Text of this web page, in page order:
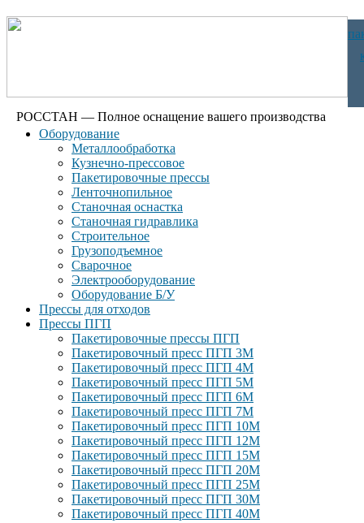
РОССТАН — Полное оснащение вашего производства
Оборудование
Металлообработка
Кузнечно-прессовое
Пакетировочные прессы
Ленточнопильное
Станочная оснастка
Станочная гидравлика
Строительное
Грузоподъемное
Сварочное
Электрооборудование
Оборудование Б/У
Прессы для отходов
Прессы ПГП
Пакетировочные прессы ПГП
Пакетировочный пресс ПГП 3М
Пакетировочный пресс ПГП 4М
Пакетировочный пресс ПГП 5М
Пакетировочный пресс ПГП 6М
Пакетировочный пресс ПГП 7М
Пакетировочный пресс ПГП 10М
Пакетировочный пресс ПГП 12М
Пакетировочный пресс ПГП 15М
Пакетировочный пресс ПГП 20М
Пакетировочный пресс ПГП 25М
Пакетировочный пресс ПГП 30М
Пакетировочный пресс ПГП 40М